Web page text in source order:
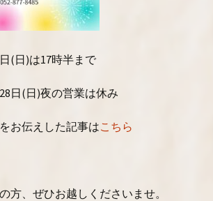
(日)は17時半まで
日(日)夜の営業は休み
お伝えした記事はこちら
方、ぜひお越しくださいませ。